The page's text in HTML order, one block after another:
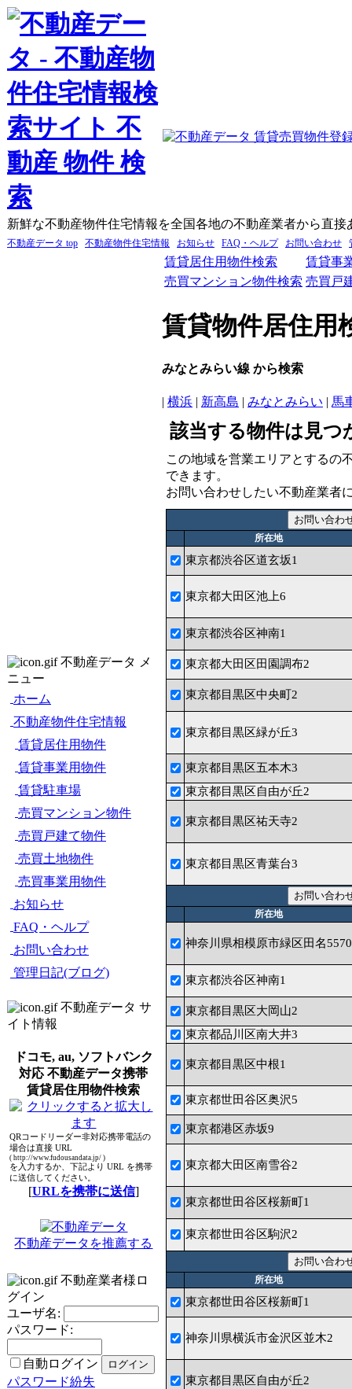
新鮮な不動産物件住宅情報を全国各地の不動産業者から直接
不動産データ top 不動産物件住宅情報 お知らせ FAQ・ヘルプ お問い合わせ
不動産データ メ
ニュー
ホーム
不動産物件住宅情報
賃貸居住用物件
賃貸事業用物件
賃貸駐車場
売買マンション物件
売買戸建て物件
売買土地物件
売買事業用物件
お知らせ
FAQ・ヘルプ
お問い合わせ
管理日記(ブログ)
不動産データ サ
イト情報
ドコモ, au, ソフトバンク
対応 不動産データ携帯
賃貸居住用物件検索
QRコードリーダー非対応携帯電話の
場合は直接 URL
( http://www.fudousandata.jp/ )
を入力するか、下記より URL を携帯
に送信してください。
[URLを携帯に送信]
不動産データを推薦する
不動産業者様ロ
グイン
ユーザ名:
パスワード:
自動ログイン
パスワード紛失
賃貸居住用物件検索
賃貸事
売買マンション物件検索 売買戸
賃貸物件居住用
みなとみらい線 から検索
| 横浜 | 新高島 | みなとみらい | 馬
該当する物件は見つ
この地域を営業エリアとするの
できます。
お問い合わせしたい不動産業者
所在地
東京都渋谷区道玄坂1
東京都大田区池上6
東京都渋谷区神南1
東京都大田区田園調布2
東京都目黒区中央町2
東京都目黒区緑が丘3
東京都目黒区五本木3
東京都目黒区自由が丘2
東京都目黒区祐天寺2
東京都目黒区青葉台3
所在地
神奈川県相模原市緑区田名5570
東京都渋谷区神南1
東京都目黒区大岡山2
東京都品川区南大井3
東京都目黒区中根1
東京都世田谷区奥沢5
東京都港区赤坂9
東京都大田区南雪谷2
東京都世田谷区桜新町1
東京都世田谷区駒沢2
所在地
東京都世田谷区桜新町1
神奈川県横浜市金沢区並木2
東京都目黒区自由が丘2